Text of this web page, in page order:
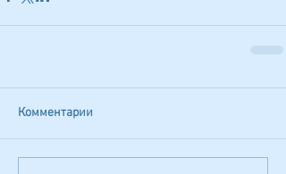
Комментарии